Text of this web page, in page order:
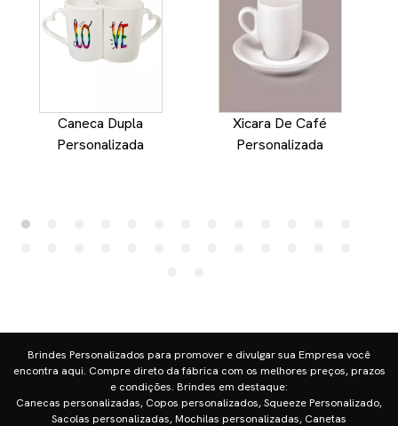
Caneca Dupla
Personalizada
Xicara De Café
Personalizada
Brindes Personalizados para promover e divulgar sua Empresa você
encontra aqui. Compre direto da fábrica com os melhores preços, prazos
e condições. Brindes em destaque:
Canecas personalizadas, Copos personalizados, Squeeze Personalizado,
Sacolas personalizadas, Mochilas personalizadas, Canetas